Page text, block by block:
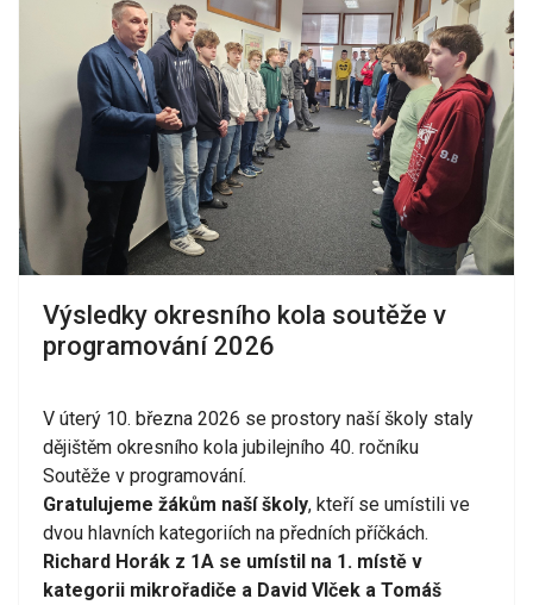
Výsledky okresního kola soutěže v
programování 2026
V úterý 10. března 2026 se prostory naší školy staly
dějištěm okresního kola jubilejního 40. ročníku
Soutěže v programování.
Gratulujeme žákům naší školy, kteří se umístili ve
dvou hlavních kategoriích na předních příčkách.
Richard Horák z 1A se umístil na 1. místě v
kategorii mikrořadiče a David Vlček a Tomáš